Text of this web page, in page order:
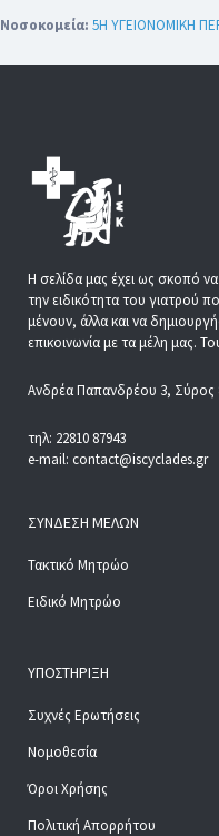
Νοσοκομεία: 5Η ΥΓΕΙΟΝΟΜΙΚΗ
Η σελίδα μας έχει ως σκοπό
την ειδικότητα του γιατρού
μένουν, άλλα και να
επικοινωνία με τα μέλη μας.
Ανδρέα Παπανδρέου 3, Σύρος
τηλ: 22810 87943
e-mail: contact@iscyclades.gr
ΣΎΝΔΕΣΗ ΜΕΛΏΝ
Τακτικό Μητρώο
Ειδικό Μητρώο
ΥΠΟΣΤΉΡΙΞΗ
Συχνές Ερωτήσεις
Νομοθεσία
Όροι Χρήσης
Πολιτική Απορρήτου